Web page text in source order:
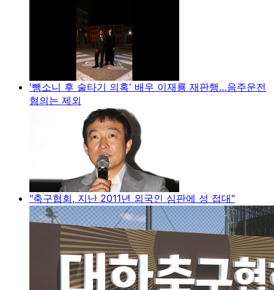
'뺑소니 후 술타기 의혹' 배우 이재룡 재판행…음주운전
혐의는 제외
"축구협회, 지난 2011년 외국인 심판에 성 접대"